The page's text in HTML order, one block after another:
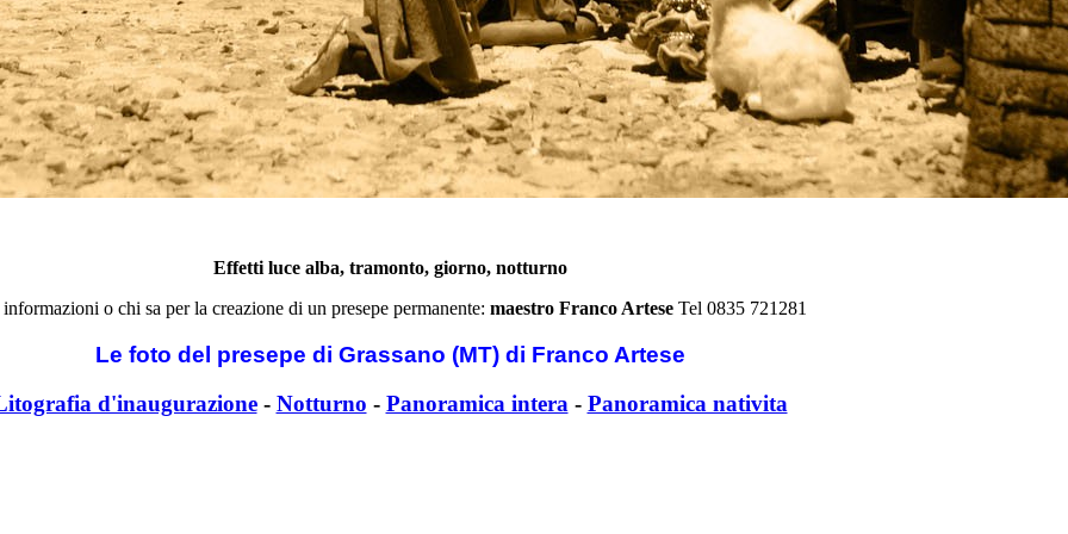
Effetti luce alba, tramonto, giorno, notturno
informazioni o chi sa per la creazione di un presepe permanente: maestro Franco ArteseTel 0835 721281
Le foto del presepe di Grassano (MT) di Franco Artese
d'inaugurazione- Notturno - Panoramica intera - Panoramica nativita